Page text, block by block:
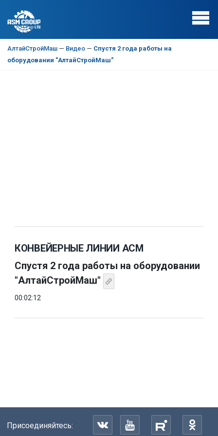
АлтайСтройМаш — Видео — Спустя 2 года работы на
оборудовании "АлтайСтройМаш"
КОНВЕЙЕРНЫЕ ЛИНИИ АСМ
Спустя 2 года работы на оборудовании
"АлтайСтройМаш"
00:02:12
Присоединяйтесь: